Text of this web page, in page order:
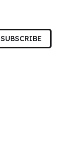
SUBSCRIBE